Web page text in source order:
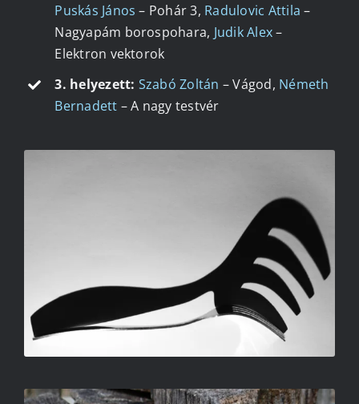
Puskás János – Pohár 3, Radulovic Attila –
Nagyapám borospohara, Judik Alex–
Elektron vektorok
3. helyezett: Szabó Zoltán – Vágod, Németh
Bernadett – A nagy testvér